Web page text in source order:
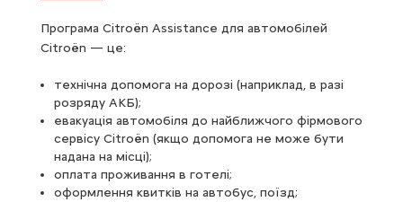
Програма Citroën Assistance для автомобілей
Citroёn — це:
технічна допомога на дорозі (наприклад, в разі
розряду АКБ);
евакуація автомобіля до найближчого фірмового
сервісу Citroёn (якщо допомога не може бути
надана на місці);
оплата проживання в готелі;
оформлення квитків на автобус, поїзд;